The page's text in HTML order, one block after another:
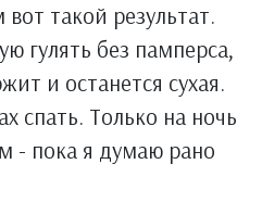
такой результат.
гулять без памперса,
и останется сухая.
спать. Только на ночь
- пока я думаю рано